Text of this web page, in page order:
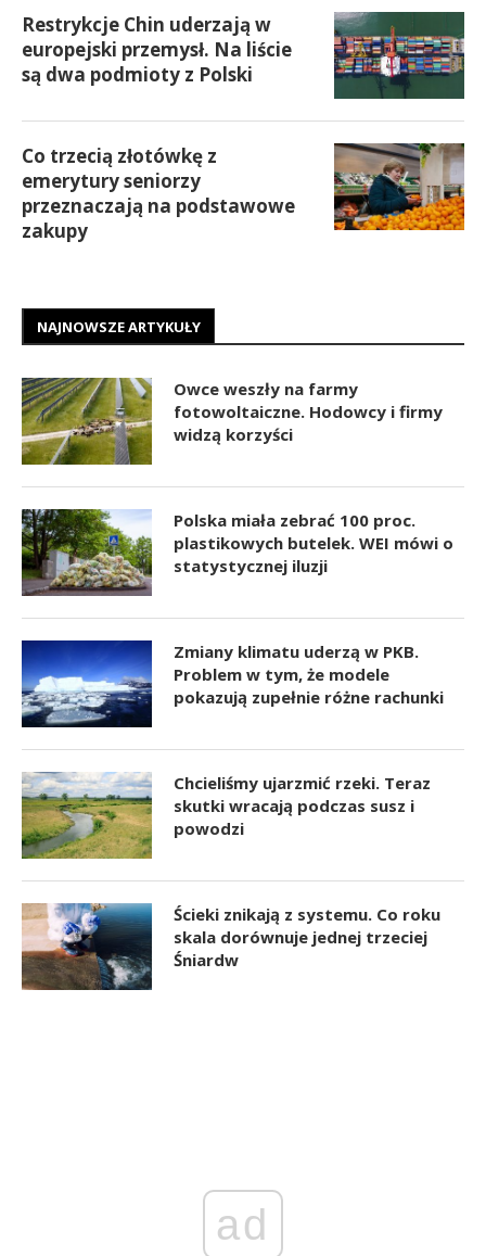
Restrykcje Chin uderzają w
europejski przemysł. Na liście
są dwa podmioty z Polski
Co trzecią złotówkę z
emerytury seniorzy
przeznaczają na podstawowe
zakupy
NAJNOWSZE ARTYKUŁY
Owce weszły na farmy
fotowoltaiczne. Hodowcy i firmy
widzą korzyści
Polska miała zebrać 100 proc.
plastikowych butelek. WEI mówi o
statystycznej iluzji
Zmiany klimatu uderzą w PKB.
Problem w tym, że modele
pokazują zupełnie różne rachunki
Chcieliśmy ujarzmić rzeki. Teraz
skutki wracają podczas susz i
powodzi
Ścieki znikają z systemu. Co roku
skala dorównuje jednej trzeciej
Śniardw
ad